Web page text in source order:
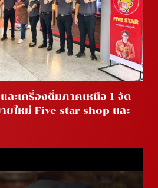
ละเครื่องดื่มภาคเหนือ 1 จัด
ยใหม่ Five star shop และ